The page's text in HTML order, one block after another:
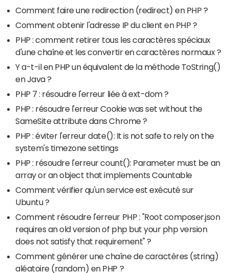
Comment faire une redirection (redirect) en PHP ?
Comment obtenir l'adresse IP du client en PHP ?
PHP : comment retirer tous les caractères spéciaux
d'une chaîne et les convertir en caractères normaux ?
Y a-t-il en PHP un équivalent de la méthode ToString()
en Java ?
PHP 7 : résoudre l'erreur liée à ext-dom ?
PHP : résoudre l'erreur Cookie was set without the
SameSite attribute dans Chrome ?
PHP : éviter l'erreur date(): It is not safe to rely on the
system's timezone settings
PHP : résoudre l'erreur count(): Parameter must be an
array or an object that implements Countable
Comment vérifier qu'un service est exécuté sur
Ubuntu ?
Comment résoudre l'erreur PHP : "Root composer.json
requires an old version of php but your php version
does not satisfy that requirement" ?
Comment générer une chaîne de caractères (string)
aléatoire (random) en PHP ?